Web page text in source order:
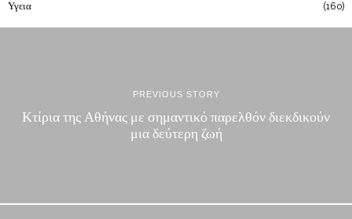
Υγεια 160
PREVIOUS STORY
Κτίρια της Αθήνας με σημαντικό παρελθόν διεκδικούν
μια δεύτερη ζωή